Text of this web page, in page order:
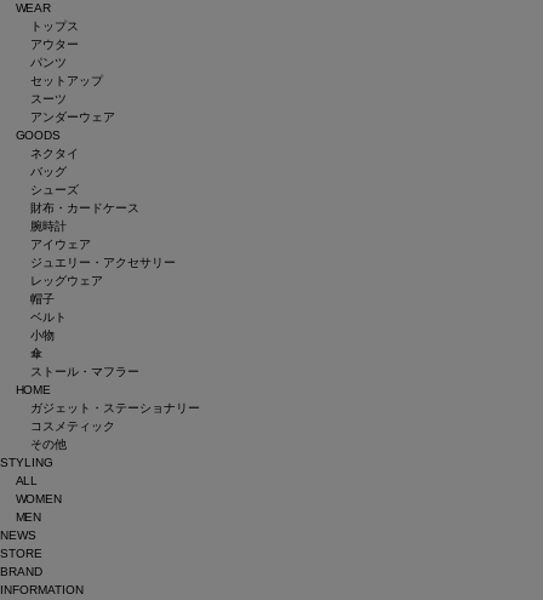
WEAR
トップス
アウター
パンツ
セットアップ
スーツ
アンダーウェア
GOODS
ネクタイ
バッグ
シューズ
財布・カードケース
腕時計
アイウェア
ジュエリー・アクセサリー
レッグウェア
帽子
ベルト
小物
傘
ストール・マフラー
HOME
ガジェット・ステーショナリー
コスメティック
その他
STYLING
ALL
WOMEN
MEN
NEWS
STORE
BRAND
INFORMATION